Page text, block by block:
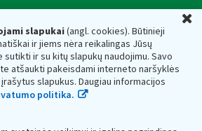
slapukai(angl. cookies). Būtinieji
ir jiems nėra reikalingas Jūsų
ir su kitų slapukų naudojimu. Savo
atšaukti pakeisdami interneto naršyklės
slapukus. Daugiau informacijos
politika.
ministerijos
asmens kodas — 188659752,
g. 14, 01107 Vilnius, Lietuva, el.paštas:
dėžutės adresas 188659752
mokesčių inspekciją prie Lietuvos
kaupiami ir saugomi Juridinių